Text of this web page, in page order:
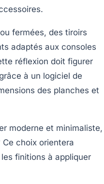
fermées, des tiroirs
adaptés aux consoles
réflexion doit figurer
à un logiciel de
des planches et
moderne et minimaliste,
Ce choix orientera
finitions à appliquer